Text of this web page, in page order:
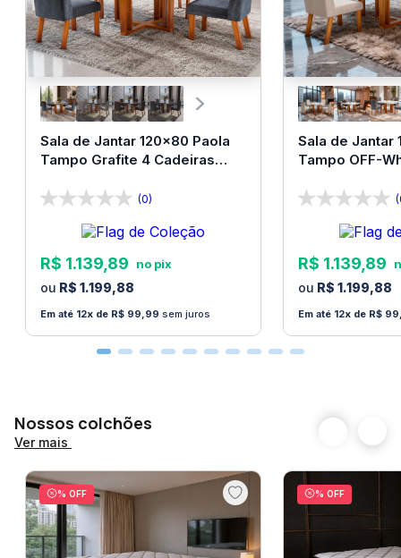
Sala de Jantar 120x80 Paola
Tampo Grafite 4 Cadeiras
(0)
R$ 1.139, 89
R$ 1.199,88
12 R$ 99 99 sem juros
Sala de Jantar
Tampo OFF-
R$ 1.139, 89
R$ 1.199,88
12 R$ 99
Nossos colchões
Ver mais
% OFF % OFF